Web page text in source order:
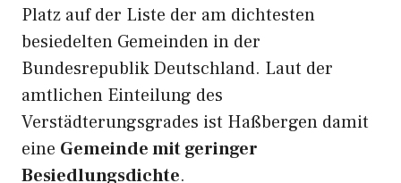
Platz auf der Liste der am dichtesten
besiedelten Gemeinden in der
Bundesrepublik Deutschland. Laut der
amtlichen Einteilung des
Verstädterungsgrades ist Haßbergen damit
eine Gemeinde mit geringer
Besiedlungsdichte.